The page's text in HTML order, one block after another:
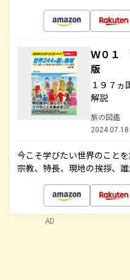
Ｗ０１
版
１９７ヵ
解説
旅の図鑑
2024.07.18
今こそ学びたい世界のこと
宗教、特長、現地の挨拶、
AD